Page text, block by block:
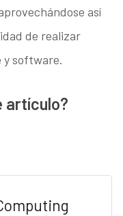
así
de realizar
y software.
artículo?